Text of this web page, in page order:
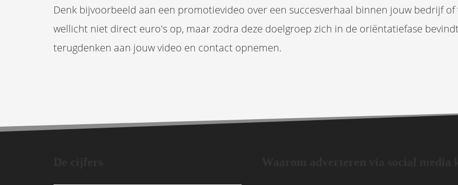
Denk bijvoorbeeld aan een promotievideo over een succesverhaal binnen jouw bedrijf
wellicht niet direct euro's op, maar zodra deze doelgroep zich in de oriëntatiefase
terugdenken aan jouw video en contact opnemen.